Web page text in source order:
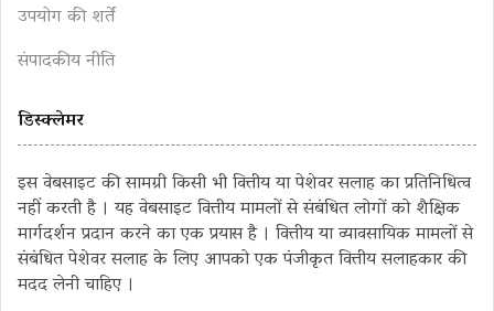
उपयोग की शर्तें
संपादकीय नीति
डिस्क्लेमर
इस वेबसाइट की सामग्री किसी भी वित्तीय या पेशेवर सलाह का प्रतिनिधित्व
नहीं करती है । यह वेबसाइट वित्तीय मामलों से संबंधित लोगों को शैक्षिक
मार्गदर्शन प्रदान करने का एक प्रयास है । वित्तीय या व्यावसायिक मामलों से
संबंधित पेशेवर सलाह के लिए आपको एक पंजीकृत वित्तीय सलाहकार की
मदद लेनी चाहिए ।